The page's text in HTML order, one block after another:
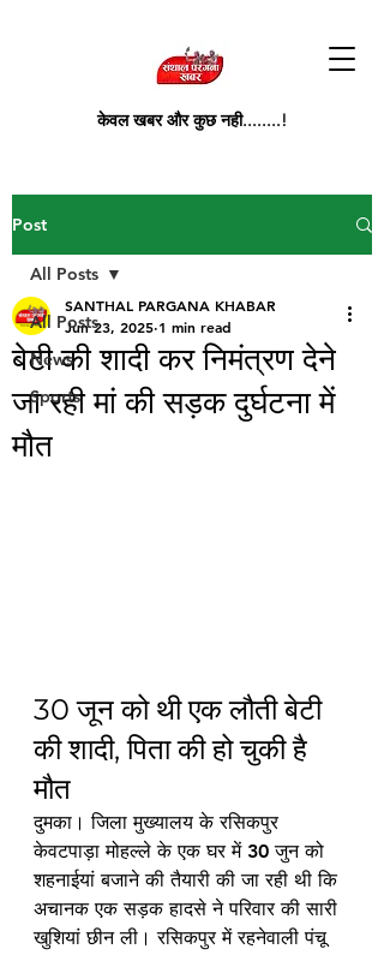
केवल खबर और कुछ नही........!
Post
All Posts
News
Sports
All Posts
बेटी की शादी कर निमंत्रण देने
जा रही मां की सड़क दुर्घटना में
मौत
SANTHAL PARGANA KHABAR
Jun 23, 2025 1 min read
30 जून को थी एक लौती बेटी
की शादी, पिता की हो चुकी है
मौत
दुमका। जिला मुख्यालय के रसिकपुर
केवटपाड़ा मोहल्ले के एक घर में 30 जुन को
शहनाईयां बजाने की तैयारी की जा रही थी कि
अचानक एक सड़क हादसे ने परिवार की सारी
खुशियां छीन ली। रसिकपुर में रहनेवाली पंचू